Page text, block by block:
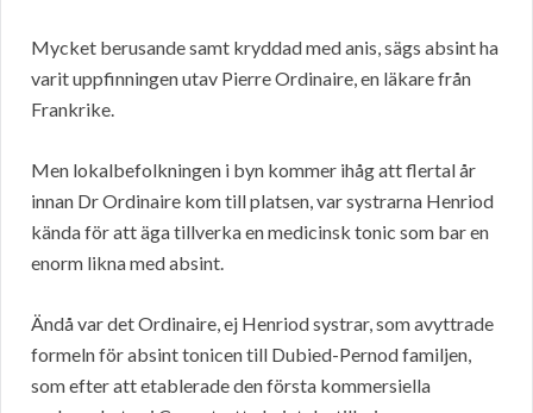
Mycket berusande samt kryddad med anis, sägs absint ha
varit uppfinningen utav Pierre Ordinaire, en läkare från
Frankrike.
Men lokalbefolkningen i byn kommer ihåg att flertal år
innan Dr Ordinaire kom till platsen, var systrarna Henriod
kända för att äga tillverka en medicinsk tonic som bar en
enorm likna med absint.
Ändå var det Ordinaire, ej Henriod systrar, som avyttrade
formeln för absint tonicen till Dubied-Pernod familjen,
som efter att etablerade den första kommersiella